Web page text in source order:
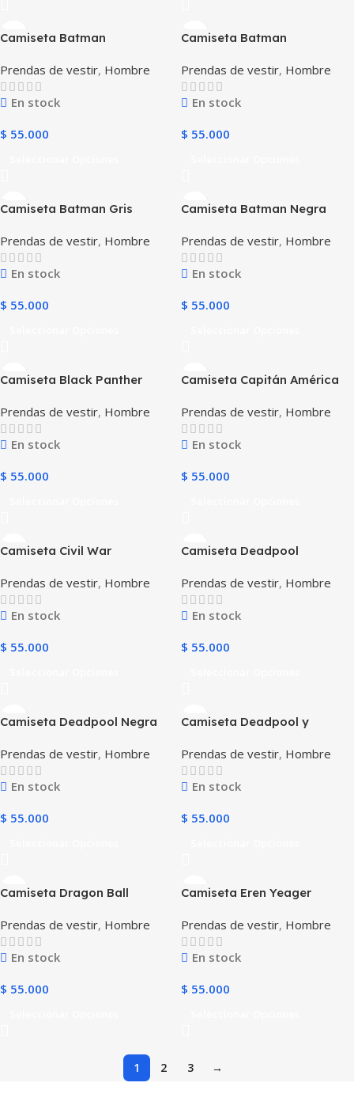
Camiseta Batman
Prendas de vestir, Hombre
En stock
$ 55.000
Camiseta Batman
Prendas de vestir, Hombre
En stock
$ 55.000
Camiseta Batman Gris
Prendas de vestir, Hombre
En stock
$ 55.000
Camiseta Batman Negra
Prendas de vestir, Hombre
En stock
$ 55.000
Camiseta Black Panther
Prendas de vestir, Hombre
En stock
$ 55.000
Camiseta Capitán América
Prendas de vestir, Hombre
En stock
$ 55.000
Camiseta Civil War
Prendas de vestir, Hombre
En stock
$ 55.000
Camiseta Deadpool
Prendas de vestir, Hombre
En stock
$ 55.000
Camiseta Deadpool Negra
Prendas de vestir, Hombre
En stock
$ 55.000
Camiseta Deadpool y
Prendas de vestir, Hombre
En stock
$ 55.000
Camiseta Dragon Ball
Prendas de vestir, Hombre
En stock
$ 55.000
Camiseta Eren Yeager
Prendas de vestir, Hombre
En stock
$ 55.000
1 2 3 →